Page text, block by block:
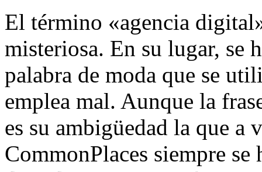
El término «agencia
misteriosa. En su lugar, se
palabra de moda que se
emplea mal. Aunque la
es su ambigüedad la que a
CommonPlaces siempre se